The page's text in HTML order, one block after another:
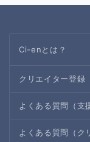
Ci-enとは？
クリエイター登録
よくある質問（支
よくある質問（ク